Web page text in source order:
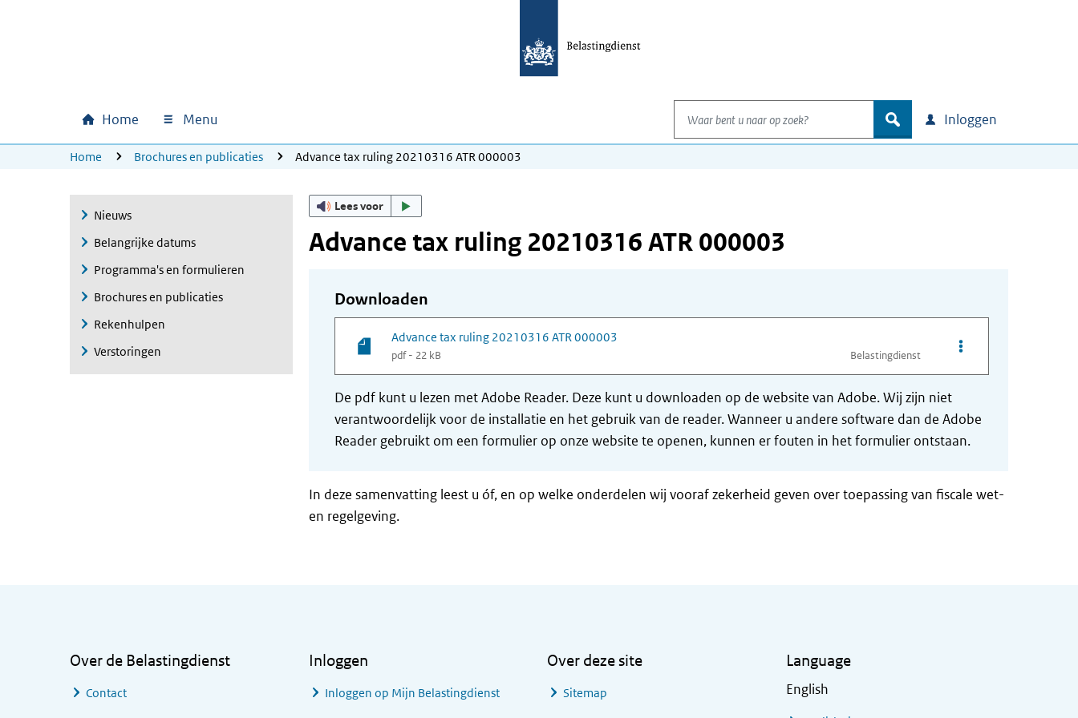
Hoofdnavigatie
Home Menu
Waar bent u naar op zoek?
zoek Inloggen
U bevindt zich hier:
Home Brochures en publicaties Advance tax ruling 20210316 ATR 000003
Nieuws
Belangrijke datums
Programma's en formulieren
Brochures en publicaties
Rekenhulpen
Verstoringen
Lees voor
Advance tax ruling 20210316 ATR 000003
Downloaden
Advance tax ruling 20210316 ATR 000003
pdf - 22 kB Belastingdienst
Opties van bestand
De pdf kunt u lezen met Adobe Reader. Deze kunt u downloaden op de website van Adobe. Wij zijn niet
verantwoordelijk voor de installatie en het gebruik van de reader. Wanneer u andere software dan de Adobe
Reader gebruikt om een formulier op onze website te openen, kunnen er fouten in het formulier ontstaan.
In deze samenvatting leest u óf, en op welke onderdelen wij vooraf zekerheid geven over toepassing van fiscale wet-
en regelgeving.
Over de Belastingdienst
Contact
Inloggen
Inloggen op Mijn Belastingdienst
Over deze site
Sitemap
Language
English